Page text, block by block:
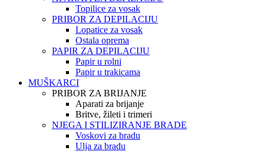
Topilice za vosak
PRIBOR ZA DEPILACIJU
Lopatice za vosak
Ostala oprema
PAPIR ZA DEPILACIJU
Papir u rolni
Papir u trakicama
MUŠKARCI
PRIBOR ZA BRIJANJE
Aparati za brijanje
Britve, žileti i trimeri
NJEGA I STILIZIRANJE BRADE
Voskovi za bradu
Ulja za bradu